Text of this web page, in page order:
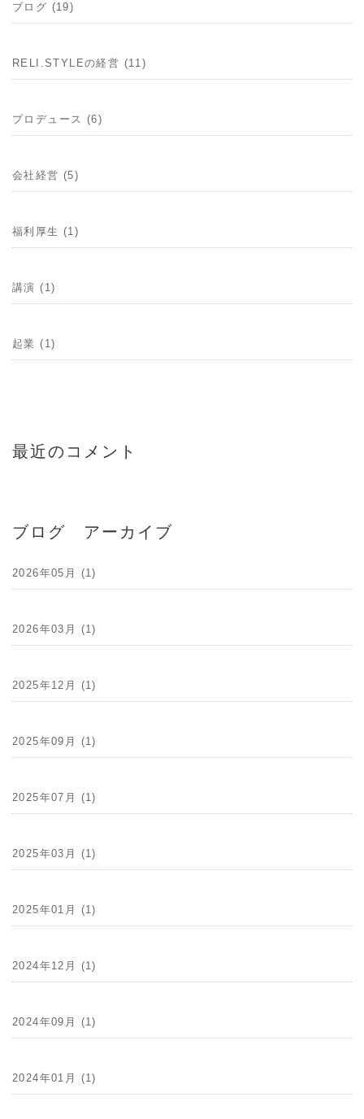
ブログ (19)
RELI.STYLEの経営 (11)
プロデュース (6)
会社経営 (5)
福利厚生 (1)
講演 (1)
起業 (1)
最近のコメント
ブログ アーカイブ
2026年05月 (1)
2026年03月 (1)
2025年12月 (1)
2025年09月 (1)
2025年07月 (1)
2025年03月 (1)
2025年01月 (1)
2024年12月 (1)
2024年09月 (1)
2024年01月 (1)